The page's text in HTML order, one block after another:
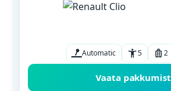
Automatic 5 2
Vaata pakkumist